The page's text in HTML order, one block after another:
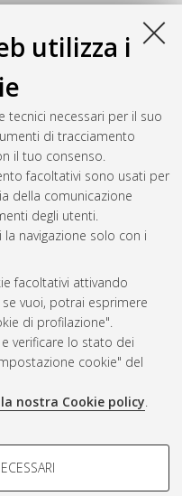
utilizza i
tecnici necessari per il suo
di tracciamento
il tuo consenso.
facoltativi sono usati per
della comunicazione
degli utenti.
navigazione solo con i
facoltativi attivando
vuoi, potrai esprimere
di profilazione".
verificare lo stato dei
cookie" del
nostra Cookie policy.
Metodi di ottimizzazione
per la regressione
di Bologna, Corso di
magistrale],
in Matematica [LM-
ilSun Aug 9 16:00:14 2026
CEST